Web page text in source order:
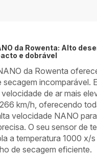
da Rowenta: Alto
e dobrável
da Rowenta
secagem incomparável.
de ar mais
km/h, oferecendo
velocidade NANO
O seu sensor de
a temperatura 1000 x/s
de secagem eficiente.